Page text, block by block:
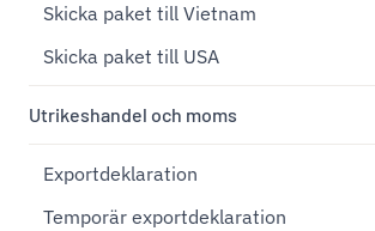
Skicka paket till Vietnam
Skicka paket till USA
Utrikeshandel och moms
Exportdeklaration
Temporär exportdeklaration